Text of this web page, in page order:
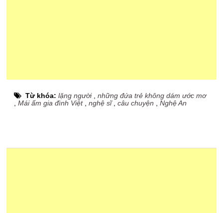
Từ khóa:lặng người,những đứa trẻ không dám ước mơ
,Mái ấm gia đình Việt,nghệ sĩ,câu chuyện ,Nghệ An